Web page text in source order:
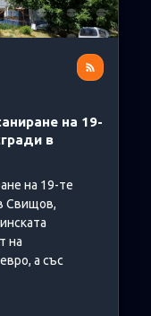
на 19-
в
на 19-те
Свищов,
на
а със